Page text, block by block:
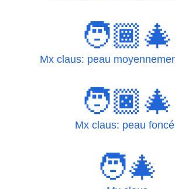
🧑🏾‍🎄
Mx claus: peau
🧑🏿‍🎄
Mx claus: peau
🧑‍🎄